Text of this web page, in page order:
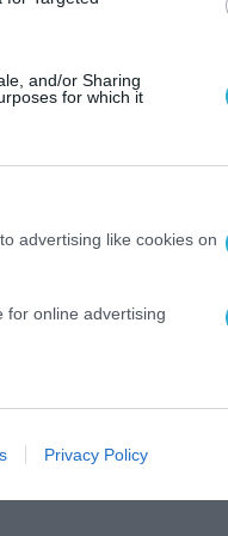
and/or Sharing
for which it
advertising like cookies on
for online advertising
analytics like cookies on
Privacy Policy